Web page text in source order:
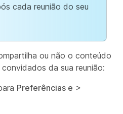
cada reunião do seu
ou não o conteúdo
da sua reunião:
Preferências e >